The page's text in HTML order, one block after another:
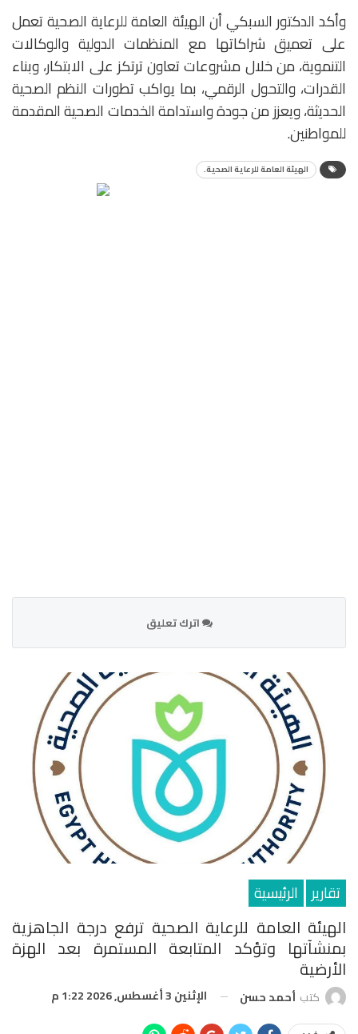
وأكد الدكتور السبكي أن الهيئة العامة للرعاية الصحية تعمل
على تعميق شراكاتها مع المنظمات الدولية والوكالات
التنموية، من خلال مشروعات تعاون ترتكز على الابتكار، وبناء
القدرات، والتحول الرقمي، بما يواكب تطورات النظم الصحية
الحديثة، ويعزز من جودة واستدامة الخدمات الصحية المقدمة
للمواطنين.
الهيئة العامة للرعاية الصحية.
اترك تعليق
تقارير الرئيسية
الهيئة العامة للرعاية الصحية ترفع درجة الجاهزية
بمنشآتها وتؤكد المتابعة المستمرة بعد الهزة
الأرضية
كتب أحمد حسن الإثنين 3 أغسطس, 2026 1:22 م